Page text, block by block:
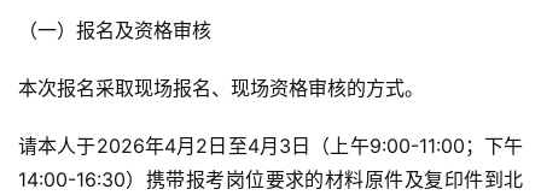
（一）报名及资格审核
本次报名采取现场报名、现场资格审核的方式。
请本人于2026年4月2日至4月3日（上午9:00-11:00；下午
14:00-16:30）携带报考岗位要求的材料原件及复印件到北